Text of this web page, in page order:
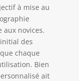
à mise au
aux novices.
des
chaque
Bien
ait